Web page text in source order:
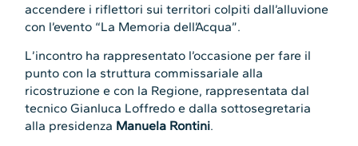
accendere i riflettori sui territori colpiti dall’alluvione
con l’evento “La Memoria dell’Acqua”.
L’incontro ha rappresentato l’occasione per fare il
punto con la struttura commissariale alla
ricostruzione e con la Regione, rappresentata dal
tecnico Gianluca Loffredo e dalla sottosegretaria
alla presidenza Manuela Rontini.